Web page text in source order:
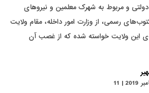
دولتی و مربوط به شهرک معلمین و نیروهای
رسمی، از وزارت امور داخله، مقام ولایت
این ولایت خواسته شده که از غصب آن
21 سپتامبر 2019 | 11